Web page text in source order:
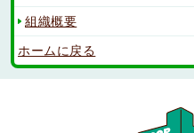
組織概要
ホームに戻る